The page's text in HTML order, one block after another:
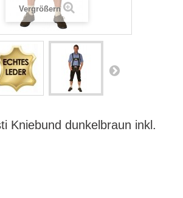
Vergrößern
Kniebund dunkelbraun inkl.